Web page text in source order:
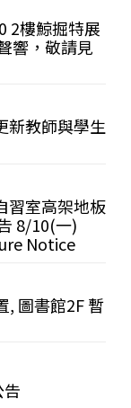
2樓鯨掘特展
響，敬請見
教師與學生
習室高架地板
8/10(一)
Notice
, 圖書館2F 暫
告